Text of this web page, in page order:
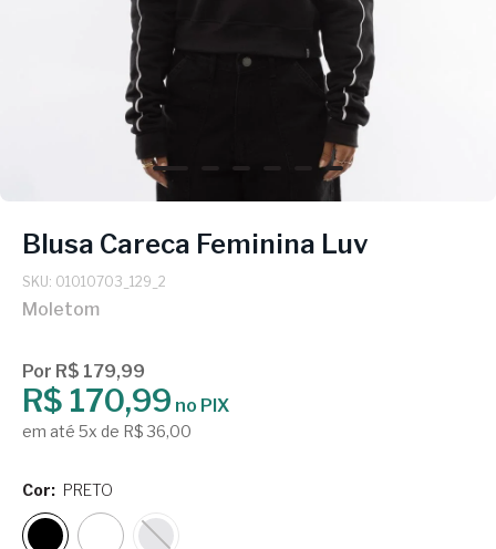
Blusa Careca Feminina Luv
SKU: 01010703_129_2
Moletom
Por R$ 179,99
R$ 170,99 no PIX
em até 5x de R$ 36,00
Cor: PRETO